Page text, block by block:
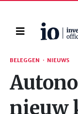
Home
Zoeken
BELEGGEN · NIEUWS
nieuw